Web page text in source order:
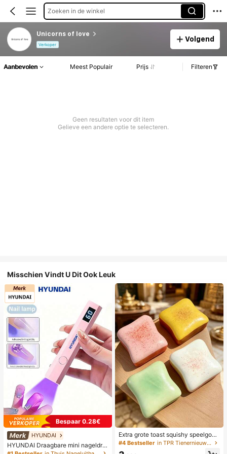
Zoeken in de winkel
Unicorns of love
Verkoper
Volgend
Aanbevolen Meest Populair Prijs Filteren
Geen resultaten voor dit item
Gelieve een andere optie te selecteren.
Misschien Vindt U Dit Ook Leuk
Bespaar 0.28€
HYUNDAI
HYUNDAI Draagbare mini nageldro
ger, oplaadbare handlamp UV/LED
Extra grote toast squishy speelgoe
d, superzachte boter toast stressve
#4 Bestseller in TPR Tienernieuwigheid en grappenspeelgoed